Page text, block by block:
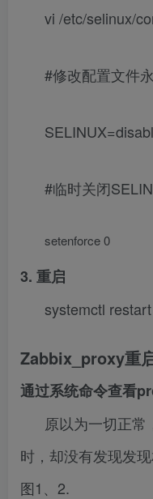
vi /etc/selinux/
#修改配置文件永
#临时关闭
setenforce 0
3. 重启
systemctl
Zabbix_proxy重
通过系统命令查看
原以为一切正
时，却没有发现发
图1、2.